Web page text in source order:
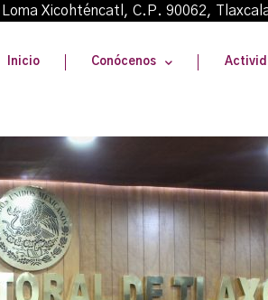
Loma Xicohténcatl, C.P. 90062,
Inicio Conócenos